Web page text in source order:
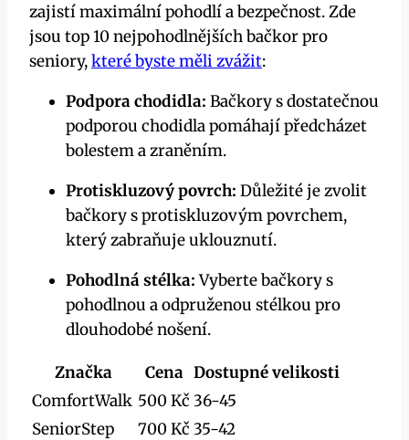
zajistí maximální pohodlí a bezpečnost. Zde
jsou top 10 nejpohodlnějších bačkor pro
seniory,které byste měli zvážit:
Podpora chodidla: Bačkory s dostatečnou
podporou chodidla pomáhají předcházet
bolestem a zraněním.
Protiskluzový povrch: Důležité je zvolit
bačkory s protiskluzovým povrchem,
který zabraňuje uklouznutí.
Pohodlná stélka:Vyberte bačkory s
pohodlnou a odpruženou stélkou pro
dlouhodobé nošení.
Značka Cena Dostupné velikosti
ComfortWalk 500 Kč 36-45
SeniorStep
700 Kč 35-42